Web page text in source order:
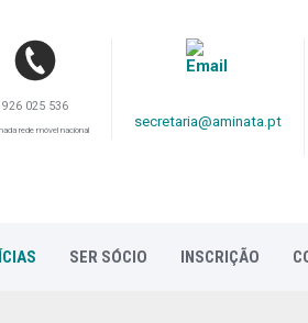
926 025 536
rede móvel nacional
secretaria@aminata.pt
SER SÓCIO INSCRIÇÃO